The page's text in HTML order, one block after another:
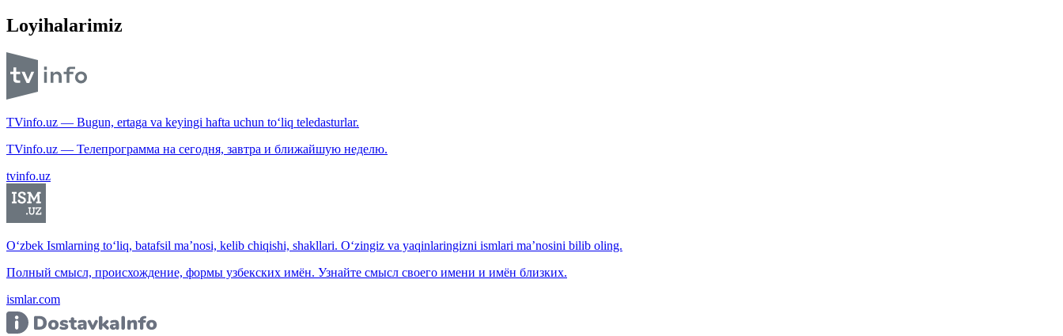
Loyihalarimiz
TVinfo.uz — Bugun, ertaga va keyingi hafta uchun to‘liq teledasturlar.
TVinfo.uz — Телепрограмма на сегодня, завтра и ближайшую неделю.
tvinfo.uz
O‘zbek Ismlarning to‘liq, batafsil ma’nosi, kelib chiqishi, shakllari. O‘zingiz va yaqinlaringizni ismlari ma’nosini bilib oling.
Полный смысл, происхождение, формы узбекских имён. Узнайте смысл своего имени и имён близких.
ismlar.com